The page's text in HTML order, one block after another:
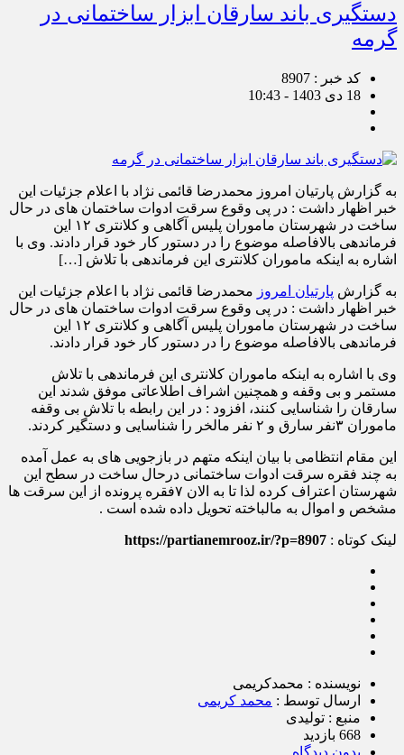
دستگیری باند سارقان ابزار ساختمانی در
گرمه
کد خبر : 8907
18 دی 1403 - 10:43
به گزارش پارتیان امروز محمدرضا قائمی نژاد با اعلام جزئیات این
خبر اظهار داشت : در پی وقوع سرقت ادوات ساختمان های در حال
ساخت در شهرستان ماموران پلیس آگاهی و کلانتری ۱۲ این
فرماندهی بالافاصله موضوع را در دستور کار خود قرار دادند. وی با
اشاره به اینکه ماموران کلانتری این فرماندهی با تلاش […]
به گزارش پارتیان امروز محمدرضا قائمی نژاد با اعلام جزئیات این
خبر اظهار داشت : در پی وقوع سرقت ادوات ساختمان های در حال
ساخت در شهرستان ماموران پلیس آگاهی و کلانتری ۱۲ این
فرماندهی بالافاصله موضوع را در دستور کار خود قرار دادند.
وی با اشاره به اینکه ماموران کلانتری این فرماندهی با تلاش
مستمر و بی وقفه و همچنین اشراف اطلاعاتی موفق شدند این
سارقان را شناسایی کنند، افزود : در این رابطه با تلاش بی وقفه
ماموران ۳نفر سارق و ۲ نفر مالخر را شناسایی و دستگیر کردند.
این مقام انتظامی با بیان اینکه متهم در بازجویی های به عمل آمده
به چند فقره سرقت ادوات ساختمانی درحال ساخت در سطح این
شهرستان اعتراف کرده لذا تا به الان ۷فقره پرونده از این سرقت ها
مشخص و اموال به مالباخته تحویل داده شده است .
لینک کوتاه : https://partianemrooz.ir/?p=8907
نویسنده : محمدکریمی
ارسال توسط : محمد کریمی
منبع : تولیدی
668 بازدید
بدون دیدگاه